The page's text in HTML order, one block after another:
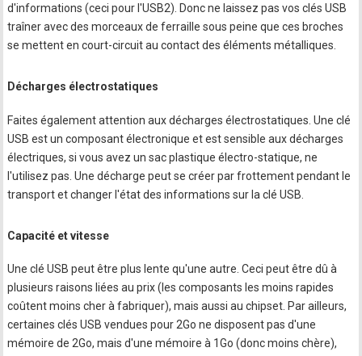
d'informations (ceci pour l'USB2). Donc ne laissez pas vos clés USB
traîner avec des morceaux de ferraille sous peine que ces broches
se mettent en court-circuit au contact des éléments métalliques.
Décharges électrostatiques
Faites également attention aux décharges électrostatiques. Une clé
USB est un composant électronique et est sensible aux décharges
électriques, si vous avez un sac plastique électro-statique, ne
l'utilisez pas. Une décharge peut se créer par frottement pendant le
transport et changer l'état des informations sur la clé USB.
Capacité et vitesse
Une clé USB peut être plus lente qu'une autre. Ceci peut être dû à
plusieurs raisons liées au prix (les composants les moins rapides
coûtent moins cher à fabriquer), mais aussi au chipset. Par ailleurs,
certaines clés USB vendues pour 2Go ne disposent pas d'une
mémoire de 2Go, mais d'une mémoire à 1Go (donc moins chère),